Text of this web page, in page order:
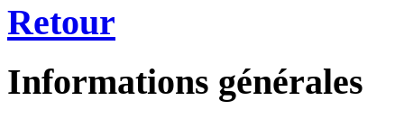
Retour
Informations générales